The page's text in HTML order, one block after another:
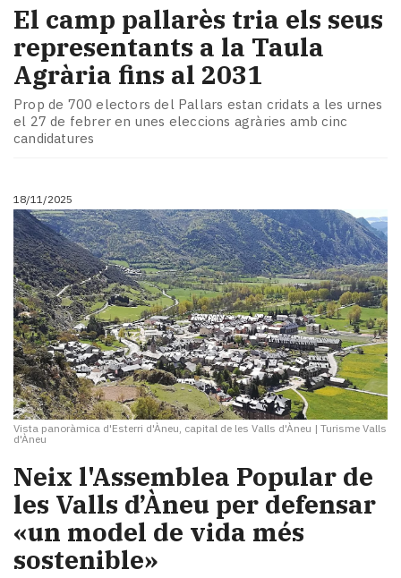
El camp pallarès tria els seus
representants a la Taula
Agrària fins al 2031
Prop de 700 electors del Pallars estan cridats a les urnes
el 27 de febrer en unes eleccions agràries amb cinc
candidatures
18/11/2025
Vista panoràmica d'Esterri d'Àneu, capital de les Valls d'Àneu | Turisme Valls
d'Àneu
Neix l'Assemblea Popular de
les Valls d’Àneu per defensar
«un model de vida més
sostenible»